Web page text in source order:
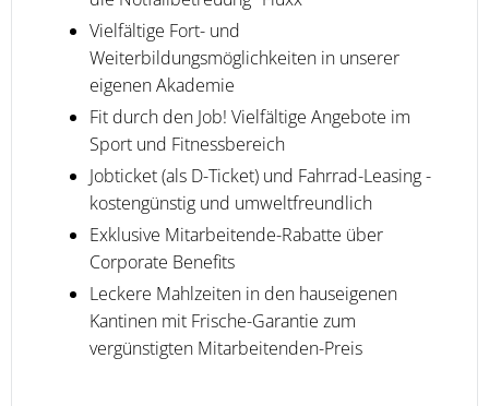
Vielfältige Fort- und
Weiterbildungsmöglichkeiten in unserer
eigenen Akademie
Fit durch den Job! Vielfältige Angebote im
Sport und Fitnessbereich
Jobticket (als D-Ticket) und Fahrrad-Leasing -
kostengünstig und umweltfreundlich
Exklusive Mitarbeitende-Rabatte über
Corporate Benefits
Leckere Mahlzeiten in den hauseigenen
Kantinen mit Frische-Garantie zum
vergünstigten Mitarbeitenden-Preis